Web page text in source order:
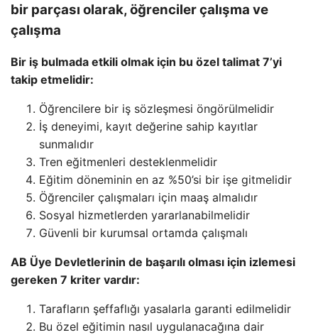
bir parçası olarak, öğrenciler çalışma ve
çalışma
Bir iş bulmada etkili olmak için bu özel talimat 7’yi
takip etmelidir:
Öğrencilere bir iş sözleşmesi öngörülmelidir
İş deneyimi, kayıt değerine sahip kayıtlar
sunmalıdır
Tren eğitmenleri desteklenmelidir
Eğitim döneminin en az %50’si bir işe gitmelidir
Öğrenciler çalışmaları için maaş almalıdır
Sosyal hizmetlerden yararlanabilmelidir
Güvenli bir kurumsal ortamda çalışmalı
AB Üye Devletlerinin de başarılı olması için izlemesi
gereken 7 kriter vardır:
Tarafların şeffaflığı yasalarla garanti edilmelidir
Bu özel eğitimin nasıl uygulanacağına dair